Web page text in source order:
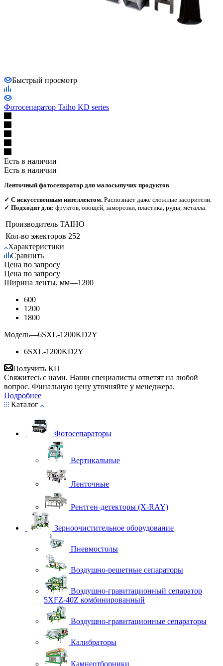
Быстрый просмотр
Фотосепаратор Taiho KD series
Есть в наличии
Есть в наличии
Ленточный фотосепаратор для малосыпучих продуктов
✓ С искусственным интеллектом. Распознает даже сложные засорители.
✓ Подходит для: фруктов, овощей, заморозки, пластика, руды, металла.
Производитель TAIHO
Кол-во эжекторов 252
Характеристики
Сравнить
Цена по запросу
Цена по запросу
Ширина ленты, мм—1200
600
1200
1800
Модель—6SXL-1200KD2Y
6SXL-1200KD2Y
Получить КП
Свяжитесь с нами. Наши специалисты ответят на любой
вопрос. Финальную цену уточняйте у менеджера.
Подробнее
Каталог
Фотосепараторы
Вертикальные
Ленточные
Рентген-детекторы (X-RAY)
Зерноочистительное оборудование
Пневмостолы
Воздушно-решетные сепараторы
Воздушно-гравитационный сепаратор
5XFZ-40Z комбинированный
Воздушно-гравитационные сепараторы
Калибраторы
Камнеотборники